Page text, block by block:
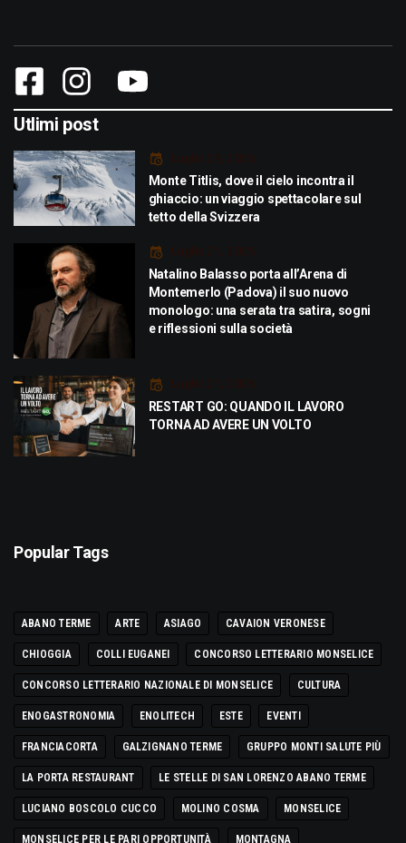
Utlimi post
Luglio 29, 2026
Monte Titlis, dove il cielo incontra il
ghiaccio: un viaggio spettacolare sul
tetto della Svizzera
Luglio 21, 2026
Natalino Balasso porta all’Arena di
Montemerlo (Padova) il suo nuovo
monologo: una serata tra satira, sogni
e riflessioni sulla società
Luglio 21, 2026
RESTART GO: QUANDO IL LAVORO
TORNA AD AVERE UN VOLTO
Popular Tags
ABANO TERME ARTE ASIAGO CAVAION VERONESE
CHIOGGIA COLLI EUGANEI CONCORSO LETTERARIO MONSELICE
CONCORSO LETTERARIO NAZIONALE DI MONSELICE CULTURA
ENOGASTRONOMIA ENOLITECH ESTE EVENTI
FRANCIACORTA GALZIGNANO TERME GRUPPO MONTI SALUTE PIÙ
LA PORTA RESTAURANT LE STELLE DI SAN LORENZO ABANO TERME
LUCIANO BOSCOLO CUCCO MOLINO COSMA MONSELICE
MONSELICE PER LE PARI OPPORTUNITÀ MONTAGNA